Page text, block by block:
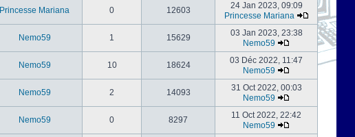
Princesse Mariana 0 12603
24 Jan 2023, 09:09
Princesse Mariana
Nemo59 1 15629
03 Jan 2023, 23:38
Nemo59
Nemo59 10 18624
03 Déc 2022, 11:47
Nemo59
Nemo59 2 14093
31 Oct 2022, 00:03
Nemo59
Nemo59 0 8297
11 Oct 2022, 22:42
Nemo59